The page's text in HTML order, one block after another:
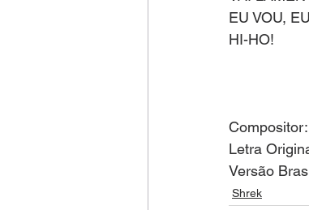
EU VOU,
HI-HO!
Compositor:
Letra
Versão
Shrek